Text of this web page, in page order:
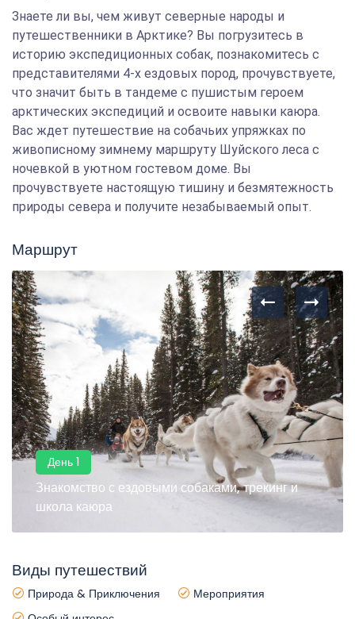
Знаете ли вы, чем живут северные народы и
путешественники в Арктике? Вы погрузитесь в
историю экспедиционных собак, познакомитесь с
представителями 4-х ездовых пород, прочувствуете,
что значит быть в тандеме с пушистым героем
арктических экспедиций и освоите навыки каюра.
Вас ждет путешествие на собачьих упряжках по
живописному зимнему маршруту Шуйского леса с
ночевкой в уютном гостевом доме. Вы
прочувствуете настоящую тишину и безмятежность
природы севера и получите незабываемый опыт.
Маршрут
День 1
Знакомство с ездовыми собаками, трекинг и
школа каюра
Виды путешествий
Природа & Приключения
Мероприятия